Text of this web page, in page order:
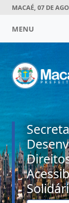
MACAÉ, 07 DE
MENU